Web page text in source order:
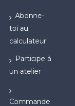
Abonne-
toi au
calculateur
Participe à
un atelier
Commande